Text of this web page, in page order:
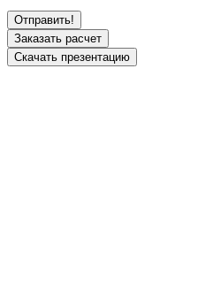
Заказать расчет
Скачать презентацию